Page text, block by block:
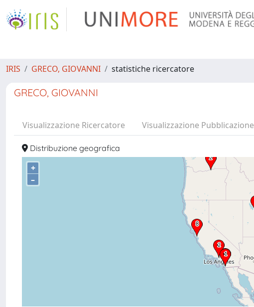
IRIS GRECO, GIOVANNI statistiche ricercatore
GRECO, GIOVANNI
Visualizzazione Ricercatore Visualizzazione Pubblicazione
Distribuzione geografica
+
–